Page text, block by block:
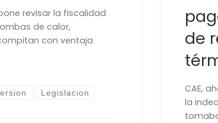
revisar la fiscalidad
de calor,
con ventaja
Legislacion
de
CAE,
la